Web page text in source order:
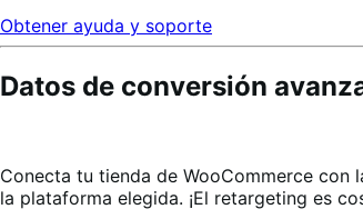
Obtener ayuda y soporte
Datos de conversión
Conecta tu tienda de WooCommerce
la plataforma elegida. ¡El retargeting es